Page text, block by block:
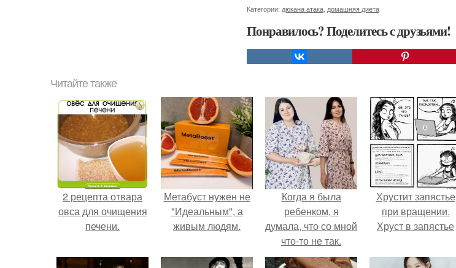
Категории: дюкана атака домашняя диета
Понравилось? Поделитесь с друзьями!
Читайте также
2 рецепта отвара
овса для очищения
печени.
Метабуст нужен не
"Идеальным", а
живым людям.
Когда я была
ребенком, я
думала, что со мной
что-то не так.
Хрустит запястье
при вращении.
Хруст в запястье